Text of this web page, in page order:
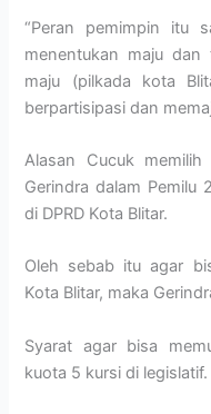
“Peran pemimpin itu
menentukan maju
maju (pilkada kota
berpartisipasi dan
Alasan Cucuk
Gerindra dalam Pemilu
di DPRD Kota Blitar.
Oleh sebab itu agar
Kota Blitar, maka
Syarat agar bisa
kuota 5 kursi di legislatif.